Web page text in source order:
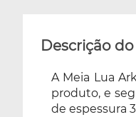
ocupados,
flexibilidade e
estresse,
mental do usuário.
Descrição
A Meia Lua
produto, e
de espessura